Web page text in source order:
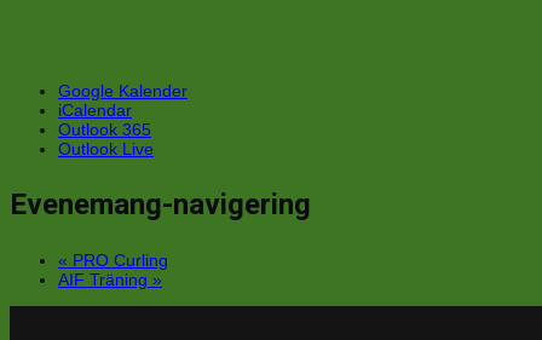
Google Kalender
iCalendar
Outlook 365
Outlook Live
Evenemang-navigering
« PRO Curling
AIF Träning »